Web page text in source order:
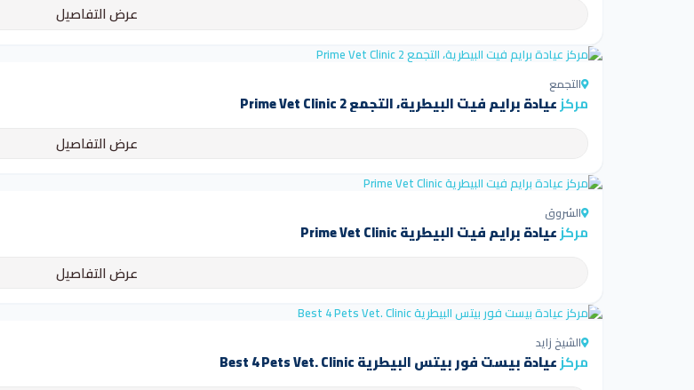
عرض التفاصيل
التجمع
مركزعيادة برايم فيت البيطرية، التجمع Prime Vet Clinic 2
عرض التفاصيل
الشروق
مركزعيادة برايم فيت البيطرية Prime Vet Clinic
عرض التفاصيل
الشيخ زايد
مركزعيادة بيست فور بيتس البيطرية Best 4 Pets Vet. Clinic